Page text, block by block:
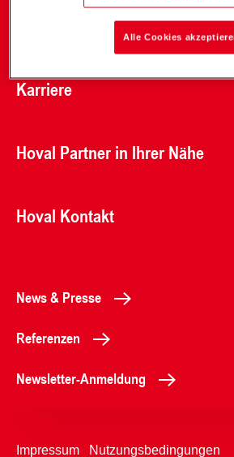
Karriere
Hoval Partner in Ihrer Nähe
Hoval Kontakt
News & Presse
Referenzen
Newsletter-Anmeldung
Impressum Nutzungsbedingungen
Alle Cookies